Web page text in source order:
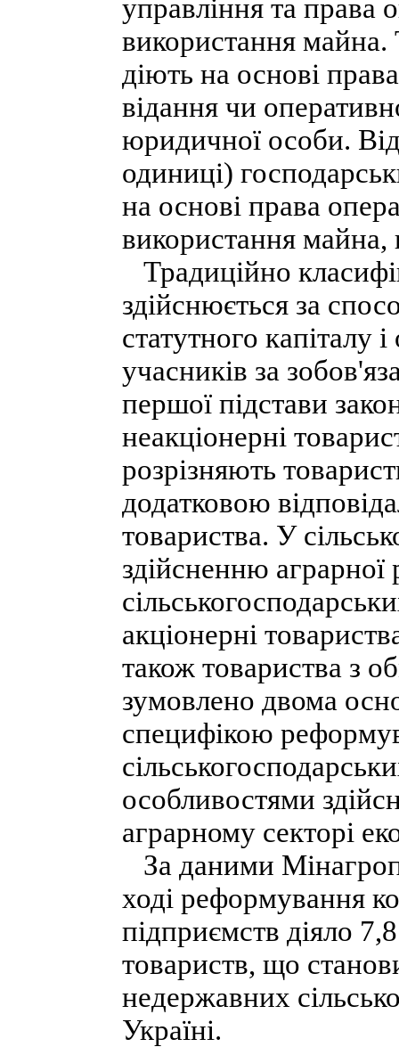
управління та права
використання майна.
діють на основі
відання чи
юридичної особи.
одиниці)
на основі права
використання
Традиційно
здійснюється за
статутного капіталу
учасників за
першої підстави
неакціонерні
розрізняють
додатковою
товариства. У
здійсненню
акціонерні
також товариства з
зумовлено двома
специфікою
особливостями
аграрному секторі
За даними
ході реформування
підприємств діяло
товариств, що
недержавних
Україні.